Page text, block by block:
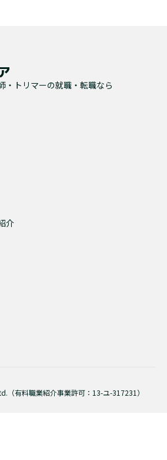
・トリマーの就職・転職なら
介
（有料職業紹介事業許可：13-ユ-317231）